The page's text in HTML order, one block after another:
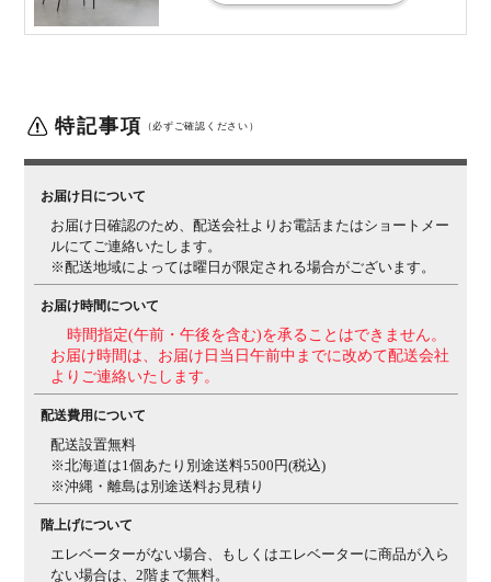
他)
座面高さ / 440mm
梱包サイズ 梱包1 / 幅980×奥行980×高さ60mm梱包2 / 幅750×奥行
270×高さ150mm
梱包4 / 幅600×奥行570×高さ850mm
梱包重量 梱包1 / 28kg
組み立て 現地組立品 ※お客様組み立て不要(現地にて業者が組み
立て作業を行います)
特記事項 （必ずご確認ください）
お届け日について
お届け日確認のため、配送会社よりお電話またはショートメー
ルにてご連絡いたします。
※配送地域によっては曜日が限定される場合がございます。
お届け時間について
時間指定(午前・午後を含む)を承ることはできません。
お届け時間は、お届け日当日午前中までに改めて配送会社
よりご連絡いたします。
配送費用について
配送設置無料
※北海道は1個あたり別途送料5500円(税込)
※沖縄・離島は別途送料お見積り
階上げについて
エレベーターがない場合、もしくはエレベーターに商品が入ら
ない場合は、2階まで無料。